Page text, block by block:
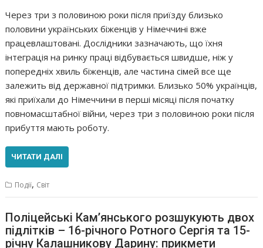
Через три з половиною роки після приїзду близько
половини українських біженців у Німеччині вже
працевлаштовані. Дослідники зазначають, що їхня
інтеграція на ринку праці відбувається швидше, ніж у
попередніх хвиль біженців, але частина сімей все ще
залежить від державної підтримки. Близько 50% українців,
які приїхали до Німеччини в перші місяці після початку
повномасштабної війни, через три з половиною роки після
прибуття мають роботу.
ЧИТАТИ ДАЛІ
Події, Світ
Поліцейські Кам’янського розшукують двох
підлітків – 16-річного Ротного Сергія та 15-
річну Калашникову Дарину: прикмети